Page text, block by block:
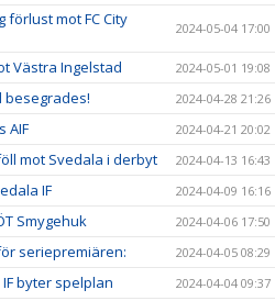
mot FC City
2024-05-04 17:00
Västra Ingelstad 2024-05-01 19:08
besegrades! 2024-04-28 21:26
AIF 2024-04-21 20:02
mot Svedala i derbyt 2024-04-13 16:43
IF 2024-04-09 16:16
Smygehuk 2024-04-06 17:50
seriepremiären: 2024-04-05 08:29
byter spelplan 2024-04-04 09:37